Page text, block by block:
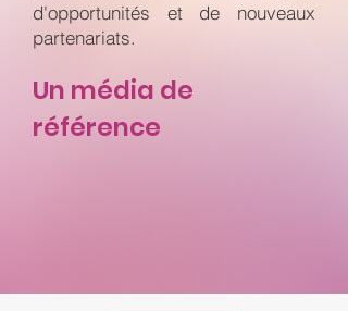
d'opportunités et de nouveaux
partenariats.
Un média de
référence